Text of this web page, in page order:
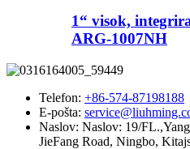
1“ visok,
ARG-1007NH
Telefon: +86-574-87198188
E-pošta:
Naslov: Naslov: 19/
JieFang Road, Ningbo,